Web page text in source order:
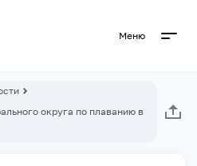
Меню
округа по плаванию в